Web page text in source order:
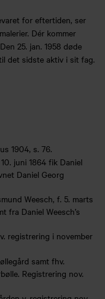
for eftertiden, ser
Dér kommer
25. jan. 1958 døde
det sidste aktiv i sit fag.
1904, s. 76.
juni 1864 fik Daniel
Daniel Georg
Weesch, f. 5. marts
fra Daniel Weesch’s
registrering i november
samt fhv.
Registrering nov.
Forskning